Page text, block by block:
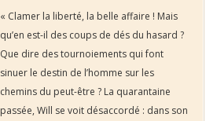
« Clamer la liberté, la belle affaire ! Mais
qu’en est-il des coups de dés du hasard ?
Que dire des tournoiements qui font
sinuer le destin de l’homme sur les
chemins du peut-être ? La quarantaine
passée, Will se voit désaccordé : dans son